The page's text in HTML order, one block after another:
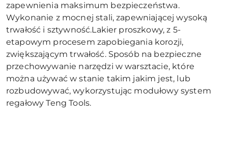
zapewnienia maksimum bezpieczeństwa.
Wykonanie z mocnej stali, zapewniającej wysoką
trwałość i sztywność.Lakier proszkowy, z 5-
etapowym procesem zapobiegania korozji,
zwiększającym trwałość. Sposób na bezpieczne
przechowywanie narzędzi w warsztacie, które
można używać w stanie takim jakim jest, lub
rozbudowywać, wykorzystując modułowy system
regałowy Teng Tools.